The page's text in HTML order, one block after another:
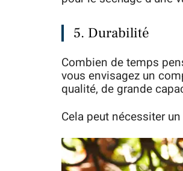
5. Durabilité
Combien de temps
vous envisagez un
qualité, de grande
Cela peut nécessiter